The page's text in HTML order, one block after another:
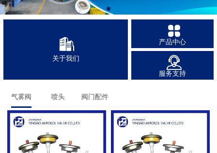
关于我们
产品中心
服务支持
气雾阀 喷头 阀门配件